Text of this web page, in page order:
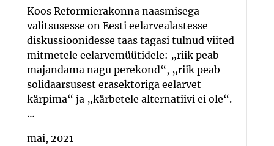
Koos Reformierakonna naasmisega
valitsusesse on Eesti eelarvealastesse
diskussioonidesse taas tagasi tulnud viited
mitmetele eelarvemüütidele: „riik peab
majandama nagu perekond“, „riik peab
solidaarsusest erasektoriga eelarvet
kärpima“ ja „kärbetele alternatiivi ei ole“.
…
mai, 2021